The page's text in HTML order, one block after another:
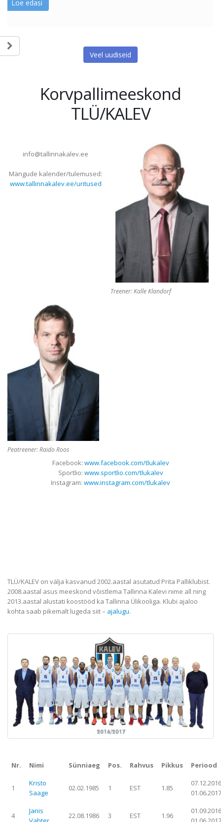
Loe edasi
Veel uudiseid
Korvpallimeeskond
TLÜ/KALEV
Treener: Kalle Klandorf
Peatreener: Raido Roos
info@tallinnakalev.ee
Mängude kalender/tulemused:
www.tallinnakalev.ee/uritused
Facebook: www.facebook.com/tlukalev
Sportlio: www.sportlio.com/tlukalev
Instagram: www.instagram.com/tlukalev
TLÜ/KALEV on välja kasvanud 2002.aastal asutatud Prita Palliklubist.
2008.aastal asus meeskond võistlema Tallinna Kalevi nime all ning
2013.aastal alustati koostööd ka Tallinna Ülikooliga. Klubi ajaloo
kohta saab pikemalt lugeda siit – ajalugu.
Nr. Nimi Sünniaeg Pos. Rahvus Pikkus Periood
1
Kristo
Saage
02.02.1985 1 EST 1.85
01.06.2017
4
Janis
22.08.1986 3 EST 1.96